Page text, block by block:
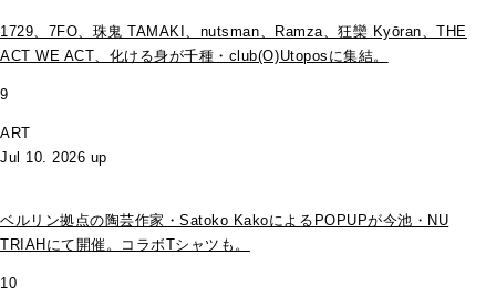
1729、7FO、珠鬼 TAMAKI、nutsman、Ramza、狂欒 Kyōran、THE
ACT WE ACT、化ける身が千種・club(O)Utoposに集結。
9
ART
Jul 10. 2026 up
ベルリン拠点の陶芸作家・Satoko KakoによるPOPUPが今池・NU
TRIAHにて開催。コラボTシャツも。
10